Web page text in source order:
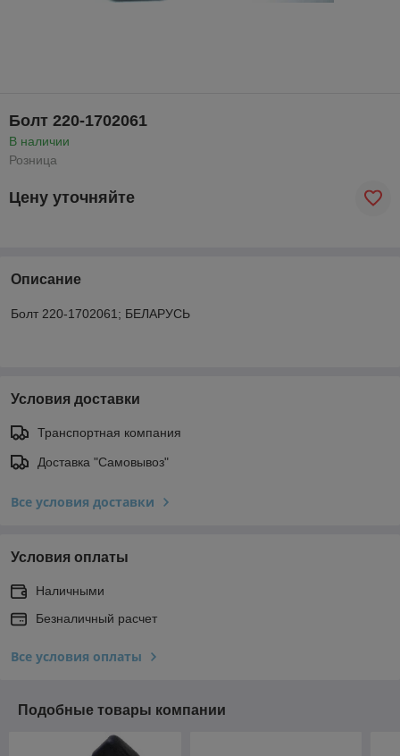
Болт 220-1702061
В наличии
Розница
Цену уточняйте
Описание
Болт 220-1702061; БЕЛАРУСЬ
Условия доставки
Транспортная компания
Доставка "Самовывоз"
Все условия доставки
Условия оплаты
Наличными
Безналичный расчет
Все условия оплаты
Подобные товары компании